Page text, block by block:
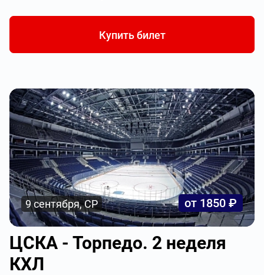
Купить билет
9 сентября, СР от 1850 ₽
ЦСКА - Торпедо. 2 неделя
КХЛ